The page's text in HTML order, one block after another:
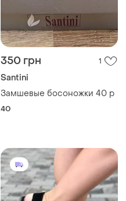
350 грн 1
Santini
Замшевые босоножки 40 р
40